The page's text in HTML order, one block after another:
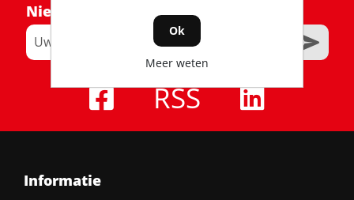
Nieuwsbrief
RSS
Informatie
Ok
Meer weten